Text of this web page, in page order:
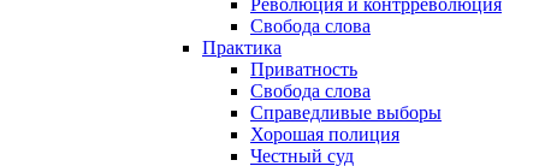
Революция и контрреволюция
Свобода слова
Практика
Приватность
Свобода слова
Справедливые выборы
Хорошая полиция
Честный суд